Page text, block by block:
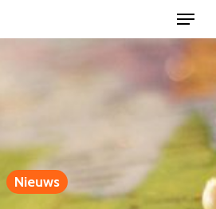
Menu
Nieuws